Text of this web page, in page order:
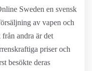
Sweden en svensk
av vapen och
andra är det
priser och
besökte deras